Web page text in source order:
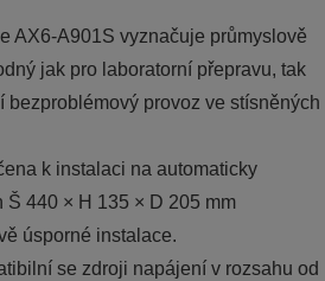
AX6-A901S vyznačuje průmyslově
jak pro laboratorní přepravu, tak
provoz ve stísněných
k instalaci na automaticky
440 × H 135 × D 205 mm
úsporné instalace.
se zdroji napájení v rozsahu od